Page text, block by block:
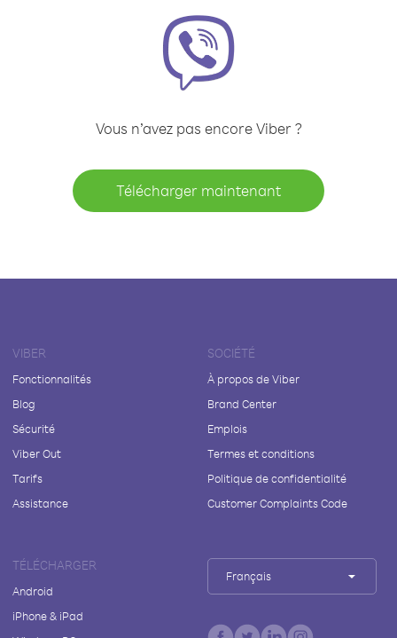
Vous n’avez pas encore Viber ?
Télécharger maintenant
VIBER
Fonctionnalités
Blog
Sécurité
Viber Out
Tarifs
Assistance
SOCIÉTÉ
À propos de Viber
Brand Center
Emplois
Termes et conditions
Politique de confidentialité
Customer Complaints Code
TÉLÉCHARGER
Android
iPhone & iPad
Français